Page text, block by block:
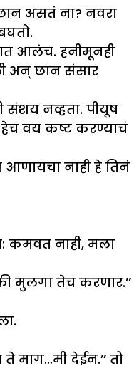
असतं ना? नवरा
आलंच. हनीमूनही
अन् छान संसार
संशय नव्हता. पीयूष
हेच वय कष्ट करण्याचं
नाही हे तिनं
कमवत नाही, मला
मुलगा तेच करणार.’’
माग…मी देईन.’’ तो